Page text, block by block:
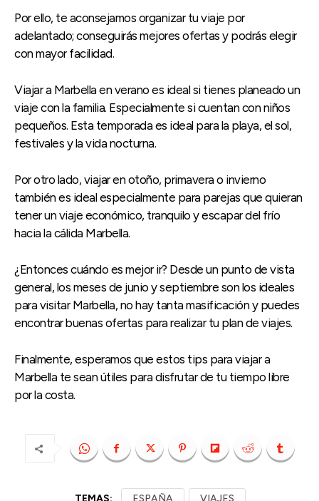
Por ello, te aconsejamos organizar tu viaje por
adelantado; conseguirás mejores ofertas y podrás elegir
con mayor facilidad.
Viajar a Marbella en verano es ideal si tienes planeado un
viaje con la familia. Especialmente si cuentan con niños
pequeños. Esta temporada es ideal para la playa, el sol,
festivales y la vida nocturna.
Por otro lado, viajar en otoño, primavera o invierno
también es ideal especialmente para parejas que quieran
tener un viaje económico, tranquilo y escapar del frío
hacia la cálida Marbella.
¿Entonces cuándo es mejor ir? Desde un punto de vista
general, los meses de junio y septiembre son los ideales
para visitar Marbella, no hay tanta masificación y puedes
encontrar buenas ofertas para realizar tu plan de viajes.
Finalmente, esperamos que estos tips para viajar a
Marbella te sean útiles para disfrutar de tu tiempo libre
por la costa.
TEMAS: ESPAÑA VIAJES